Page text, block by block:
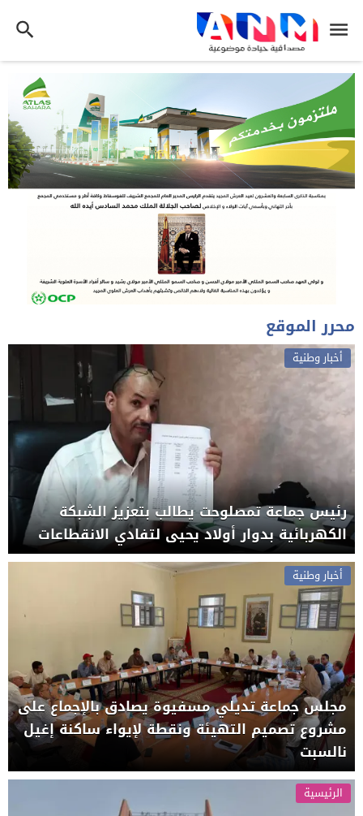
محرر الموقع
أخبار وطنية
رئيس جماعة تمصلوحت يطالب بتعزيز الشبكة
الكهربائية بدوار أولاد يحيى لتفادي الانقطاعات
أخبار وطنية
مجلس جماعة تديلي مسفيوة يصادق بالإجماع على
مشروع تصميم التهيئة ونقطة لإيواء ساكنة إغيل
نالسبت
الرئيسية